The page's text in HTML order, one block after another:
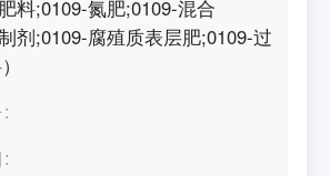
料;0109-氮肥;0109-混合
剂;0109-腐殖质表层肥;0109-过